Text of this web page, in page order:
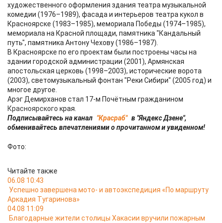
художественного оформления здания театра музыкальной
комедии (1976–1989), фасада и интерьеров театра кукол в
Красноярске (1983–1985), мемориала Победы (1974–1985),
мемориала на Красной площади, памятника "Кандальный
путь", памятника Антону Чехову (1986–1987).
В Красноярске по его проектам были построены часы на
здании городской администрации (2001), Армянская
апостольская церковь (1998–2003), исторические ворота
(2003), светомузыкальный фонтан "Реки Сибири" (2005 год) и
многое другое.
Арэг Демирханов стал 17-м Почётным гражданином
Красноярского края.
Подписывайтесь на канал "Красраб" в "Яндекс Дзене",
обменивайтесь впечатлениями о прочитанном и увиденном!
Фото:
Читайте также
06.08 10:43
Успешно завершена мото- и автоэкспедиция «По маршруту
Аркадия Тугаринова»
04.08 11:09
Благодарные жители столицы Хакасии вручили пожарным